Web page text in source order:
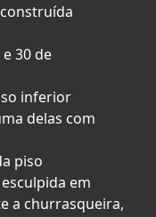
30 de
inferior
delas com
piso
em
a churrasqueira,